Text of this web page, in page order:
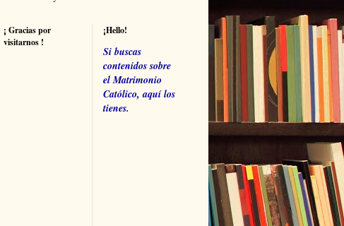
¡ Gracias por
visitarnos !
¡Hello!
Si buscas
contenidos sobre
el Matrimonio
Católico, aquí los
tienes.